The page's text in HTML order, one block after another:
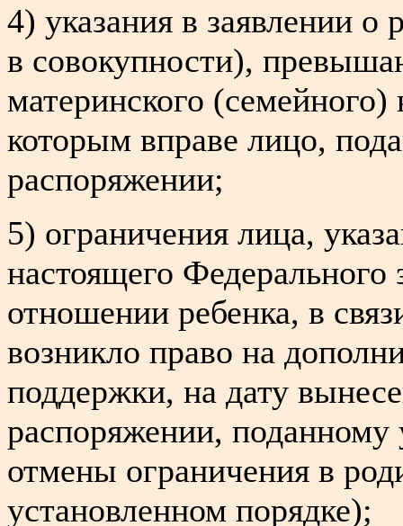
4) указания в заявлении
в совокупности),
материнского (семейного)
которым вправе лицо,
распоряжении;
5) ограничения лица,
настоящего Федерального
отношении ребенка, в
возникло право на
поддержки, на дату
распоряжении,
отмены ограничения в
установленном порядке);